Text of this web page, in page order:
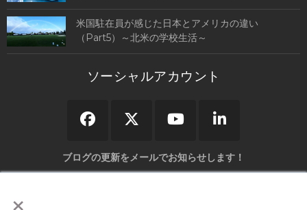
×
米国駐在員が感じた日本とアメリカの違い
（Part5）～北米の学校生活～
ソーシャルアカウント
ブログの更新をメールでお知らせします！